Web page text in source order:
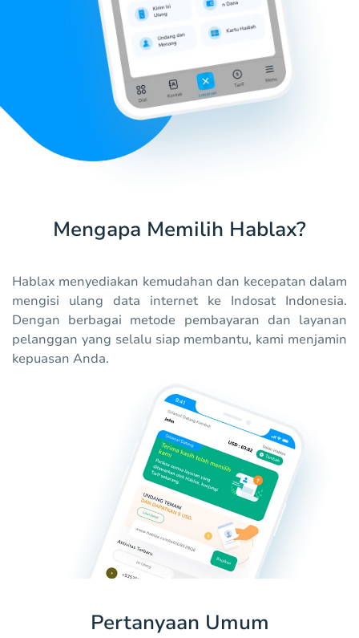
Mengapa Memilih Hablax?
Hablax menyediakan kemudahan dan kecepatan dalam
mengisi ulang data internet ke Indosat Indonesia.
Dengan berbagai metode pembayaran dan layanan
pelanggan yang selalu siap membantu, kami menjamin
kepuasan Anda.
Pertanyaan Umum